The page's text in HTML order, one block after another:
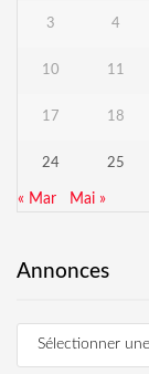
3 4
10 11
17 18
24 25
« Mar Mai »
Annonces